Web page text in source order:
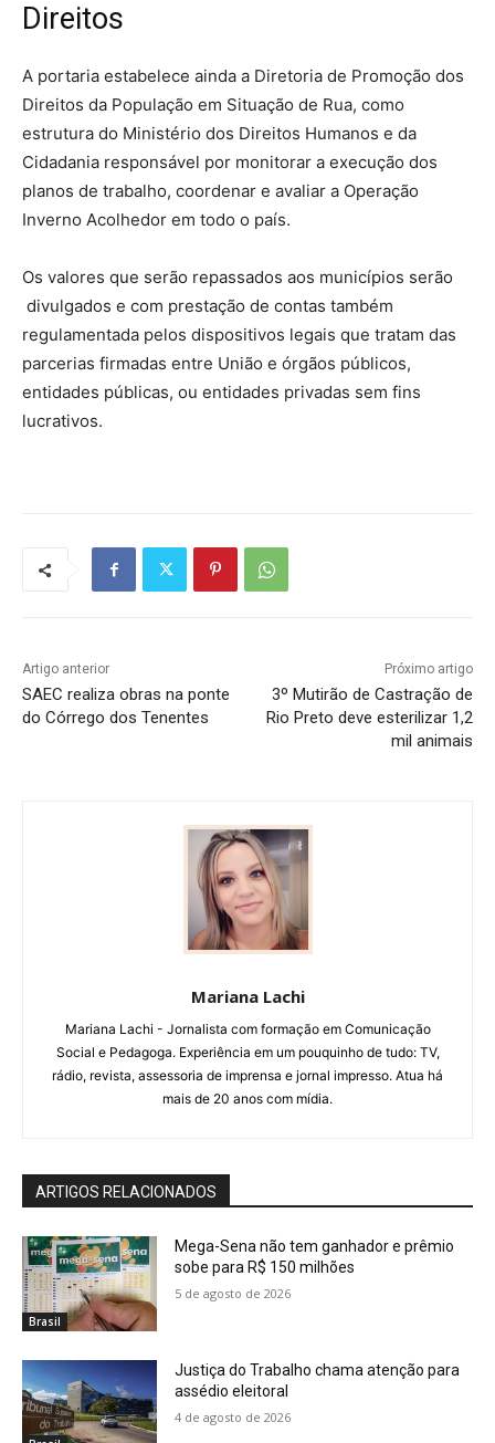
Direitos
A portaria estabelece ainda a Diretoria de Promoção dos
Direitos da População em Situação de Rua, como
estrutura do Ministério dos Direitos Humanos e da
Cidadania responsável por monitorar a execução dos
planos de trabalho, coordenar e avaliar a Operação
Inverno Acolhedor em todo o país.
Os valores que serão repassados aos municípios serão
divulgados e com prestação de contas também
regulamentada pelos dispositivos legais que tratam das
parcerias firmadas entre União e órgãos públicos,
entidades públicas, ou entidades privadas sem fins
lucrativos.
Artigo anterior
SAEC realiza obras na ponte
do Córrego dos Tenentes
Próximo artigo
3º Mutirão de Castração de
Rio Preto deve esterilizar 1,2
mil animais
Mariana Lachi
Mariana Lachi - Jornalista com formação em Comunicação
Social e Pedagoga. Experiência em um pouquinho de tudo: TV,
rádio, revista, assessoria de imprensa e jornal impresso. Atua há
mais de 20 anos com mídia.
ARTIGOS RELACIONADOS
Brasil
Mega-Sena não tem ganhador e prêmio
sobe para R$ 150 milhões
5 de agosto de 2026
Justiça do Trabalho chama atenção para
assédio eleitoral
4 de agosto de 2026